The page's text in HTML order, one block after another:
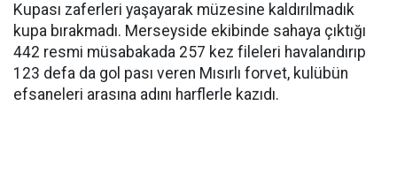
Kupası zaferleri yaşayarak müzesine kaldırılmadık
kupa bırakmadı. Merseyside ekibinde sahaya çıktığı
442 resmi müsabakada 257 kez fileleri havalandırıp
123 defa da gol pası veren Mısırlı forvet, kulübün
efsaneleri arasına adını harflerle kazıdı.